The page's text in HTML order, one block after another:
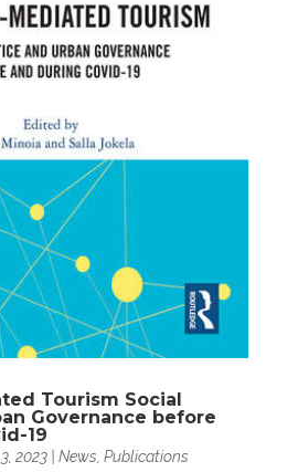
Tourism Social
Governance before
19
2023| News Publications